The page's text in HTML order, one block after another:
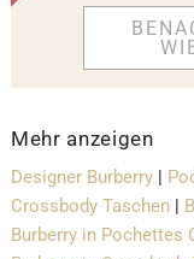
Mehr anzeigen
Designer Burberry |
Crossbody Taschen |
Burberry in Pochettes